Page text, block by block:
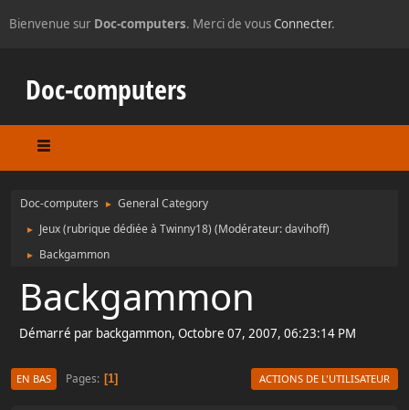
Bienvenue sur Doc-computers. Merci de vousConnecter.
Doc-computers
Doc-computers ► General Category
► Jeux (rubrique dédiée à Twinny18) (Modérateur:davihoff)
► Backgammon
Backgammon
Démarré par backgammon, Octobre 07, 2007, 06:23:14 PM
EN BAS Pages 1 ACTIONS DE L'UTILISATEUR